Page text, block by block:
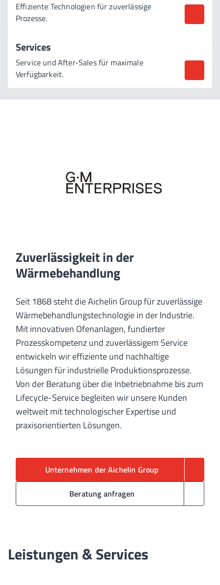
Effiziente Technologien für zuverlässige
Prozesse.
Services
Service und After-Sales für maximale
Verfügbarkeit.
Zuverlässigkeit in der
Wärmebehandlung
Seit 1868 steht die Aichelin Group für zuverlässige
Wärmebehandlungstechnologie in der Industrie.
Mit innovativen Ofenanlagen, fundierter
Prozesskompetenz und zuverlässigem Service
entwickeln wir effiziente und nachhaltige
Lösungen für industrielle Produktionsprozesse.
Von der Beratung über die Inbetriebnahme bis zum
Lifecycle-Service begleiten wir unsere Kunden
weltweit mit technologischer Expertise und
praxisorientierten Lösungen.
Unternehmen der Aichelin Group
Beratung anfragen
Leistungen & Services